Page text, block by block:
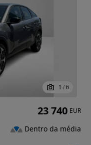
1 / 6
23 740 EUR
Dentro da média